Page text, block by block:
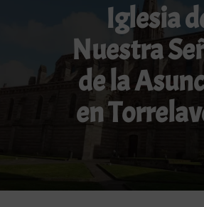
Iglesia
Nuestra
de la
en